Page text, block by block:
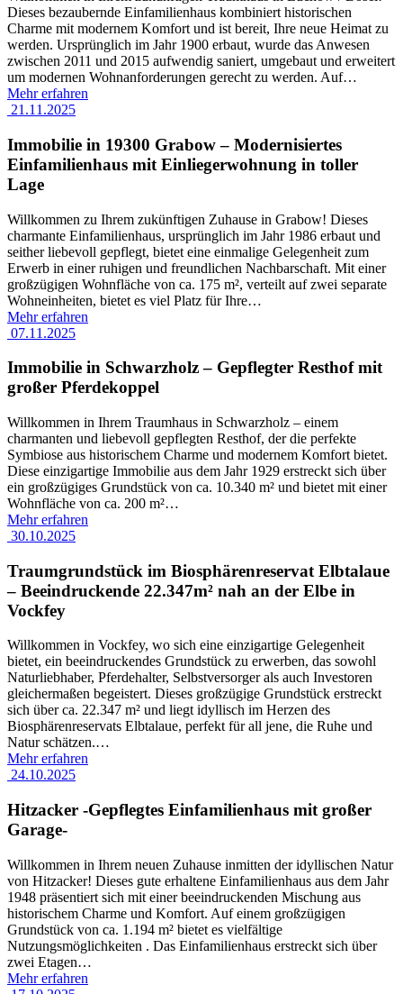
Dieses bezaubernde Einfamilienhaus kombiniert historischen
Charme mit modernem Komfort und ist bereit, Ihre neue Heimat zu
werden. Ursprünglich im Jahr 1900 erbaut, wurde das Anwesen
zwischen 2011 und 2015 aufwendig saniert, umgebaut und erweitert
um modernen Wohnanforderungen gerecht zu werden. Auf…
Mehr erfahren
21.11.2025
Immobilie in 19300 Grabow – Modernisiertes
Einfamilienhaus mit Einliegerwohnung in toller
Lage
Willkommen zu Ihrem zukünftigen Zuhause in Grabow! Dieses
charmante Einfamilienhaus, ursprünglich im Jahr 1986 erbaut und
seither liebevoll gepflegt, bietet eine einmalige Gelegenheit zum
Erwerb in einer ruhigen und freundlichen Nachbarschaft. Mit einer
großzügigen Wohnfläche von ca. 175 m², verteilt auf zwei separate
Wohneinheiten, bietet es viel Platz für Ihre…
Mehr erfahren
07.11.2025
Immobilie in Schwarzholz – Gepflegter Resthof mit
großer Pferdekoppel
Willkommen in Ihrem Traumhaus in Schwarzholz – einem
charmanten und liebevoll gepflegten Resthof, der die perfekte
Symbiose aus historischem Charme und modernem Komfort bietet.
Diese einzigartige Immobilie aus dem Jahr 1929 erstreckt sich über
ein großzügiges Grundstück von ca. 10.340 m² und bietet mit einer
Wohnfläche von ca. 200 m²…
Mehr erfahren
30.10.2025
Traumgrundstück im Biosphärenreservat Elbtalaue
– Beeindruckende 22.347m² nah an der Elbe in
Vockfey
Willkommen in Vockfey, wo sich eine einzigartige Gelegenheit
bietet, ein beeindruckendes Grundstück zu erwerben, das sowohl
Naturliebhaber, Pferdehalter, Selbstversorger als auch Investoren
gleichermaßen begeistert. Dieses großzügige Grundstück erstreckt
sich über ca. 22.347 m² und liegt idyllisch im Herzen des
Biosphärenreservats Elbtalaue, perfekt für all jene, die Ruhe und
Natur schätzen.…
Mehr erfahren
24.10.2025
Hitzacker -Gepflegtes Einfamilienhaus mit großer
Garage-
Willkommen in Ihrem neuen Zuhause inmitten der idyllischen Natur
von Hitzacker! Dieses gute erhaltene Einfamilienhaus aus dem Jahr
1948 präsentiert sich mit einer beeindruckenden Mischung aus
historischem Charme und Komfort. Auf einem großzügigen
Grundstück von ca. 1.194 m² bietet es vielfältige
Nutzungsmöglichkeiten . Das Einfamilienhaus erstreckt sich über
zwei Etagen…
Mehr erfahren